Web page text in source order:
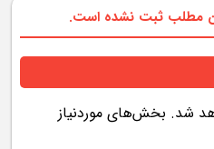
مطلب ثبت نشده است.
شد. بخش‌های موردنیاز